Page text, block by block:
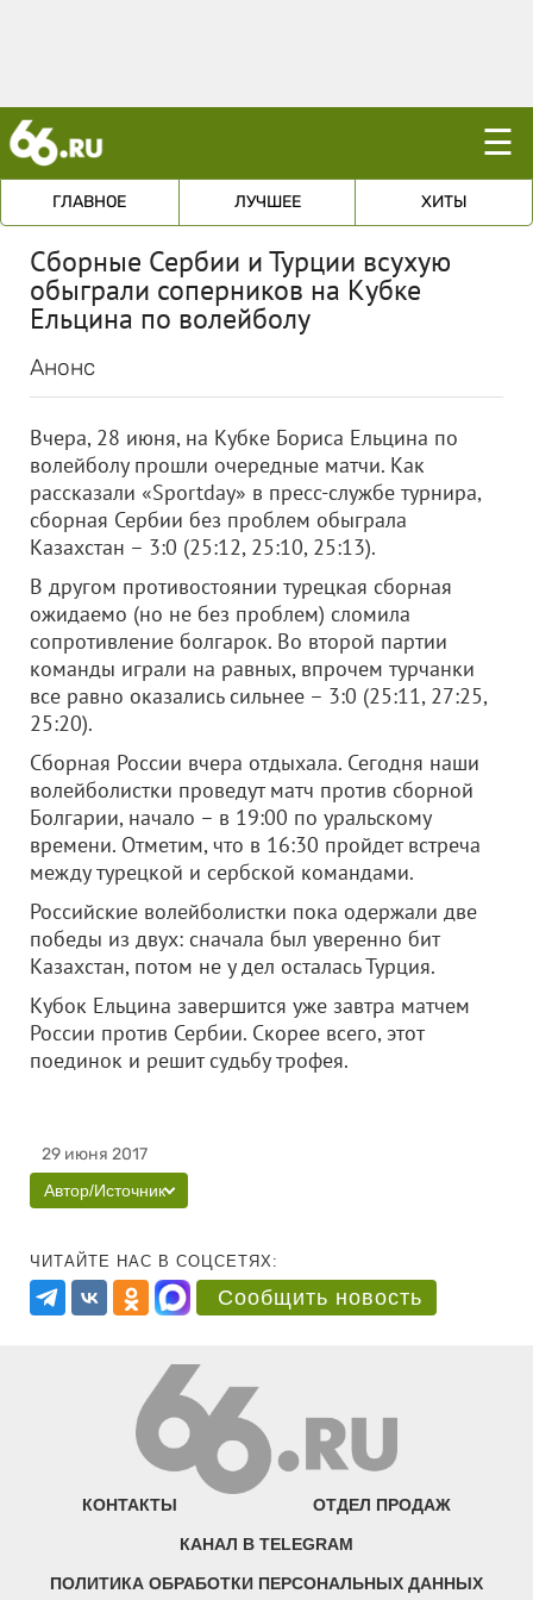
☰
ГЛАВНОЕ ЛУЧШЕЕ ХИТЫ
Сборные Сербии и Турции всухую
обыграли соперников на Кубке
Ельцина по волейболу
Анонс
Вчера, 28 июня, на Кубке Бориса Ельцина по
волейболу прошли очередные матчи. Как
рассказали «Sportday» в пресс-службе турнира,
сборная Сербии без проблем обыграла
Казахстан – 3:0 (25:12, 25:10, 25:13).
В другом противостоянии турецкая сборная
ожидаемо (но не без проблем) сломила
сопротивление болгарок. Во второй партии
команды играли на равных, впрочем турчанки
все равно оказались сильнее – 3:0 (25:11, 27:25,
25:20).
Сборная России вчера отдыхала. Сегодня наши
волейболистки проведут матч против сборной
Болгарии, начало – в 19:00 по уральскому
времени. Отметим, что в 16:30 пройдет встреча
между турецкой и сербской командами.
Российские волейболистки пока одержали две
победы из двух: сначала был уверенно бит
Казахстан, потом не у дел осталась Турция.
Кубок Ельцина завершится уже завтра матчем
России против Сербии. Скорее всего, этот
поединок и решит судьбу трофея.
29 июня 2017
Автор/Источник
ЧИТАЙТЕ НАС В СОЦСЕТЯХ:
Сообщить новость
КОНТАКТЫ ОТДЕЛ ПРОДАЖ
КАНАЛ В TELEGRAM
ПОЛИТИКА ОБРАБОТКИ ПЕРСОНАЛЬНЫХ ДАННЫХ